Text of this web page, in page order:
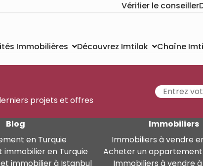
Vérifier le conseiller
Immobilières Découvrez Imtilak Chaîne
projets et offres
Blog
en Turquie
immobilier en Turquie
immobilier à Istanbul
Immobiliers
Immobiliers à vendre
Acheter un appartement
Immobiliers à vendre